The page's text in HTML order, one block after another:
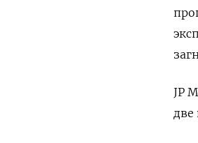
JP
две